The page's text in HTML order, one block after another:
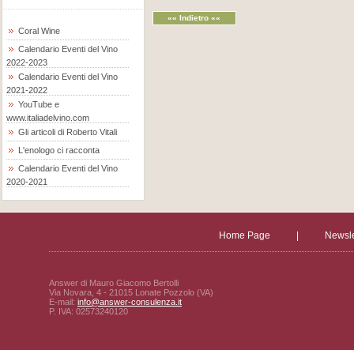
Coral Wine
Calendario Eventi del Vino
2022-2023
Calendario Eventi del Vino
2021-2022
YouTube e
www.italiadelvino.com
Gli articoli di Roberto Vitali
L'enologo ci racconta
Calendario Eventi del Vino
2020-2021
«« Indietro ««
Home Page
Answer di Mauro Giacomo Bertolli
Via Novara, 4 - 21015 Lonate Pozzolo (VA)
E-mail: info@answer-consulenza.it
P. IVA: 02573240120